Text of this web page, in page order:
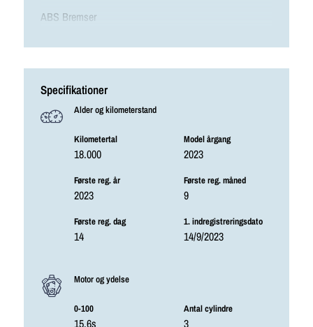
ABS Bremser
Specifikationer
Alder og kilometerstand
Kilometertal
18.000
Model årgang
2023
Første reg. år
2023
Første reg. måned
9
Første reg. dag
14
1. indregistreringsdato
14/9/2023
Motor og ydelse
0-100
15,6s
Antal cylindre
3